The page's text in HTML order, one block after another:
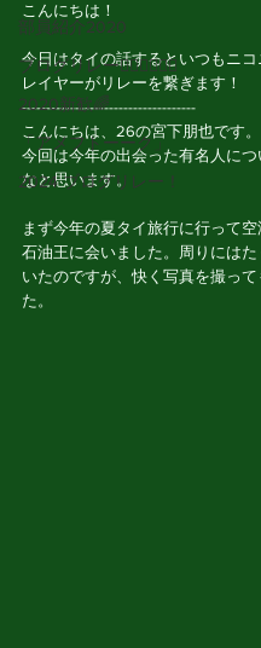
部員紹介2020
ブログリレー🏃🏻‍♂️🏃🏻‍♀️
2020新歓🌈
「アメフトーーク」
2024 ブログリレー！
こんにちは！
今日はタイの話するといつもニ
レイヤーがリレーを繋ぎます！
------------------------------------
こんにちは、26の宮下朋也です。
今回は今年の出会った有名人に
なと思います。
まず今年の夏タイ旅行に行って
石油王に会いました。周りには
いたのですが、快く写真を撮って
た。